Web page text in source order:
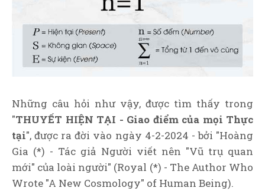
Những câu hỏi như vậy, được tìm thấy trong
"THUYẾT HIỆN TẠI - Giao điểm của mọi Thực
tại", được ra đời vào ngày 4-2-2024 - bởi "Hoàng
Gia (*) - Tác giả Người viết nên "Vũ trụ quan
mới" của loài người" (Royal (*) - The Author Who
Wrote "A New Cosmology" of Human Being).